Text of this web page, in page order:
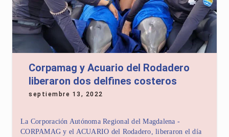
Corpamag y Acuario del Rodadero
liberaron dos delfines costeros
septiembre 13, 2022
La Corporación Autónoma Regional del Magdalena -
CORPAMAG y el ACUARIO del Rodadero, liberaron el día